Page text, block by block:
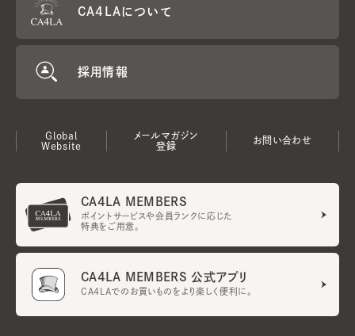
CA4LAについて
採用情報
Global
Website
メールマガジン
登録
お問い合わせ
CA4LA MEMBERS
ポイントサービスや会員ランクに応じた
特典をご用意。
CA4LA MEMBERS 公式アプリ
CA4LAでのお買いものをより楽しく便利に。